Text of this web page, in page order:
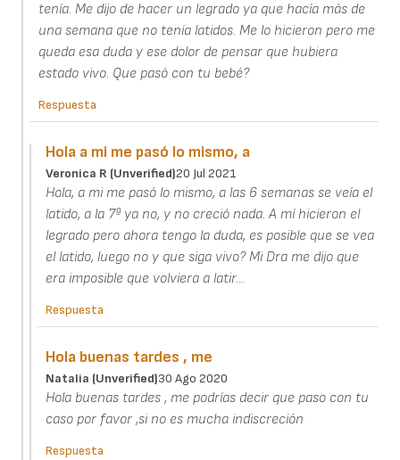
tenía. Me dijo de hacer un legrado ya que hacía más de
una semana que no tenía latidos. Me lo hicieron pero me
queda esa duda y ese dolor de pensar que hubiera
estado vivo. Que pasó con tu bebé?
Respuesta
Hola a mi me pasó lo mismo, a
Veronica R (unverified)20 Jul 2021
Hola, a mi me pasó lo mismo, a las 6 semanas se veía el
latido, a la 7ª ya no, y no creció nada. A mí hicieron el
legrado pero ahora tengo la duda, es posible que se vea
el latido, luego no y que siga vivo? Mi Dra me dijo que
era imposible que volviera a latir…
Respuesta
Hola buenas tardes , me
Natalia (unverified)30 Ago 2020
Hola buenas tardes , me podrías decir que paso con tu
caso por favor ,si no es mucha indiscreción
Respuesta